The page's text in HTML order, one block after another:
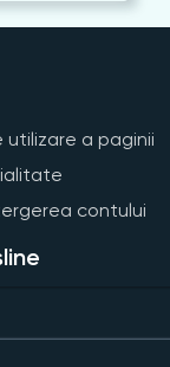
utilizare a paginii
contului